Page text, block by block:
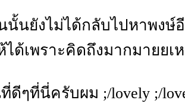
นั้นยังไม่ได้กลับไปหาพงษ์
ได้เพราะคิดถึงมากมายย
ๆที่นี่ครับผม ;/lovely ;/